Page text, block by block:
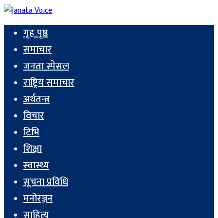
गृह पृष्ठ
समाचार
जनता स्पेसल
राष्ट्रिय समाचार
अर्थतन्त्र
विचार
टिभि
शिक्षा
स्वास्थ्य
सूचना प्रविधि
मनोरञ्जन